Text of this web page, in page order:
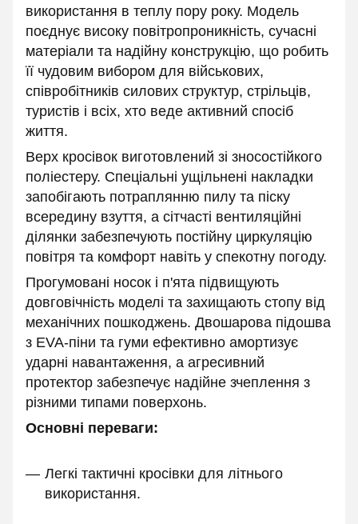
використання в теплу пору року. Модель
поєднує високу повітропроникність, сучасні
матеріали та надійну конструкцію, що робить
її чудовим вибором для військових,
співробітників силових структур, стрільців,
туристів і всіх, хто веде активний спосіб
життя.
Верх кросівок виготовлений зі зносостійкого
поліестеру. Спеціальні ущільнені накладки
запобігають потраплянню пилу та піску
всередину взуття, а сітчасті вентиляційні
ділянки забезпечують постійну циркуляцію
повітря та комфорт навіть у спекотну погоду.
Прогумовані носок і п'ята підвищують
довговічність моделі та захищають стопу від
механічних пошкоджень. Двошарова підошва
з EVA-піни та гуми ефективно амортизує
ударні навантаження, а агресивний
протектор забезпечує надійне зчеплення з
різними типами поверхонь.
Основні переваги:
Легкі тактичні кросівки для літнього
використання.